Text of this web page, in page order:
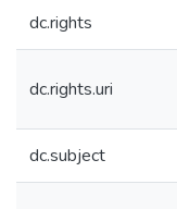
dc.rights
dc.rights.uri
dc.subject